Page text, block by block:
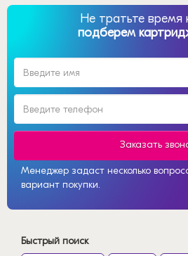
Не тратьте время
подберем
Заказать
Менеджер задаст несколько
вариант покупки.
Быстрый поиск